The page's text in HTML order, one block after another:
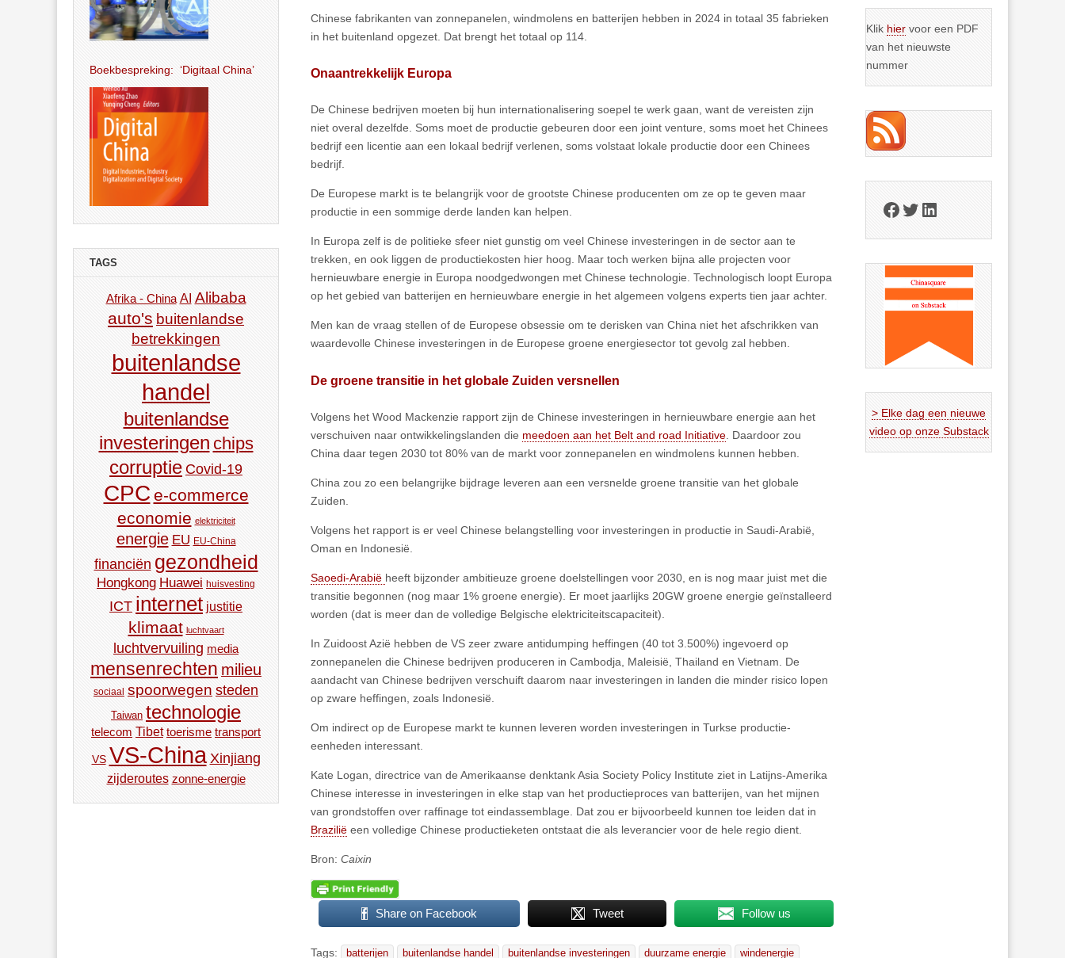
Chinese fabrikanten van zonnepanelen, windmolens en batterijen hebben in 2024 in totaal 35 fabrieken
in het buitenland opgezet. Dat brengt het totaal op 114.
Onaantrekkelijk Europa
De Chinese bedrijven moeten bij hun internationalisering soepel te werk gaan, want de vereisten zijn
niet overal dezelfde. Soms moet de productie gebeuren door een joint venture, soms moet het Chinees
bedrijf een licentie aan een lokaal bedrijf verlenen, soms volstaat lokale productie door een Chinees
bedrijf.
De Europese markt is te belangrijk voor de grootste Chinese producenten om ze op te geven maar
productie in een sommige derde landen kan helpen.
In Europa zelf is de politieke sfeer niet gunstig om veel Chinese investeringen in de sector aan te
trekken, en ook liggen de productiekosten hier hoog. Maar toch werken bijna alle projecten voor
hernieuwbare energie in Europa noodgedwongen met Chinese technologie. Technologisch loopt Europa
op het gebied van batterijen en hernieuwbare energie in het algemeen volgens experts tien jaar achter.
Men kan de vraag stellen of de Europese obsessie om te derisken van China niet het afschrikken van
waardevolle Chinese investeringen in de Europese groene energiesector tot gevolg zal hebben.
De groene transitie in het globale Zuiden versnellen
Volgens het Wood Mackenzie rapport zijn de Chinese investeringen in hernieuwbare energie aan het
verschuiven naar ontwikkelingslanden die meedoen aan het Belt and road Initiative . Daardoor zou
China daar tegen 2030 tot 80% van de markt voor zonnepanelen en windmolens kunnen hebben.
China zou zo een belangrijke bijdrage leveren aan een versnelde groene transitie van het globale
Zuiden.
Volgens het rapport is er veel Chinese belangstelling voor investeringen in productie in Saudi-Arabië,
Oman en Indonesië.
Saoedi-Arabië heeft bijzonder ambitieuze groene doelstellingen voor 2030, en is nog maar juist met die
transitie begonnen (nog maar 1% groene energie). Er moet jaarlijks 20GW groene energie geïnstalleerd
worden (dat is meer dan de volledige Belgische elektriciteitscapaciteit).
In Zuidoost Azië hebben de VS zeer zware antidumping heffingen (40 tot 3.500%) ingevoerd op
zonnepanelen die Chinese bedrijven produceren in Cambodja, Maleisië, Thailand en Vietnam. De
aandacht van Chinese bedrijven verschuift daarom naar investeringen in landen die minder risico lopen
op zware heffingen, zoals Indonesië.
Om indirect op de Europese markt te kunnen leveren worden investeringen in Turkse productie-
eenheden interessant.
Kate Logan, directrice van de Amerikaanse denktank Asia Society Policy Institute ziet in Latijns-Amerika
Chinese interesse in investeringen in elke stap van het productieproces van batterijen, van het mijnen
van grondstoffen over raffinage tot eindassemblage. Dat zou er bijvoorbeeld kunnen toe leiden dat in
Brazilië een volledige Chinese productieketen ontstaat die als leverancier voor de hele regio dient.
Bron: Caixin
Share on Facebook Tweet Follow us
Tags: batterijen buitenlandse handel buitenlandse investeringen duurzame energie windenergie
Boekbespreking: ‘Digitaal China’
TAGS
Afrika - China AI Alibaba
auto's buitenlandse
betrekkingen
buitenlandse
handel
buitenlandse
investeringen chips
corruptie Covid-19
CPC e-commerce
economie elektriciteit
energie EU EU-China
financiën gezondheid
Hongkong Huawei huisvesting
ICT internet justitie
klimaat luchtvaart
luchtvervuiling media
mensenrechten milieu
sociaal spoorwegen steden
Taiwan technologie
telecom Tibet toerisme transport
VS VS-China Xinjiang
zijderoutes zonne-energie
Klik hier voor een PDF
van het nieuwste
nummer
Facebook
Twitter
LinkedIn
> Elke dag een nieuwe
video op onze Substack